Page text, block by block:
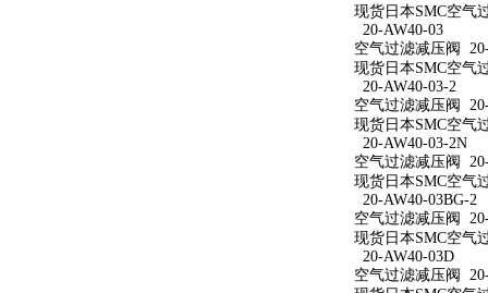
现货日本SMC空气
20-AW40-03
空气过滤减压阀
现货日本SMC空气
20-AW40-03-2
空气过滤减压阀
现货日本SMC空气
20-AW40-03-2N
空气过滤减压阀
现货日本SMC空气
20-AW40-03BG-2
空气过滤减压阀
现货日本SMC空气
20-AW40-03D
空气过滤减压阀